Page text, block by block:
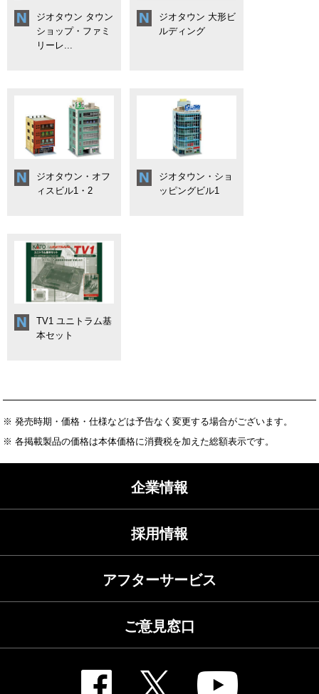
ジオタウン タウン
ショップ・ファミ
リーレ...
ジオタウン 大形ビ
ルディング
ジオタウン・オフ
ィスビル1・2
ジオタウン・ショ
ッピングビル1
TV1 ユニトラム基
本セット
※ 発売時期・価格・仕様などは予告なく変更する場合がございます。
※ 各掲載製品の価格は本体価格に消費税を加えた総額表示です。
企業情報
採用情報
アフターサービス
ご意見窓口